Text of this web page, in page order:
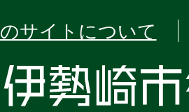
サイトについて